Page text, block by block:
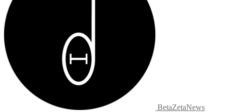
BetaZetaNews